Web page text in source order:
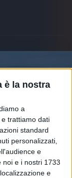
è la nostra
a
trattiamo dati
standard
personalizzati,
e
noi e i nostri 1733
e